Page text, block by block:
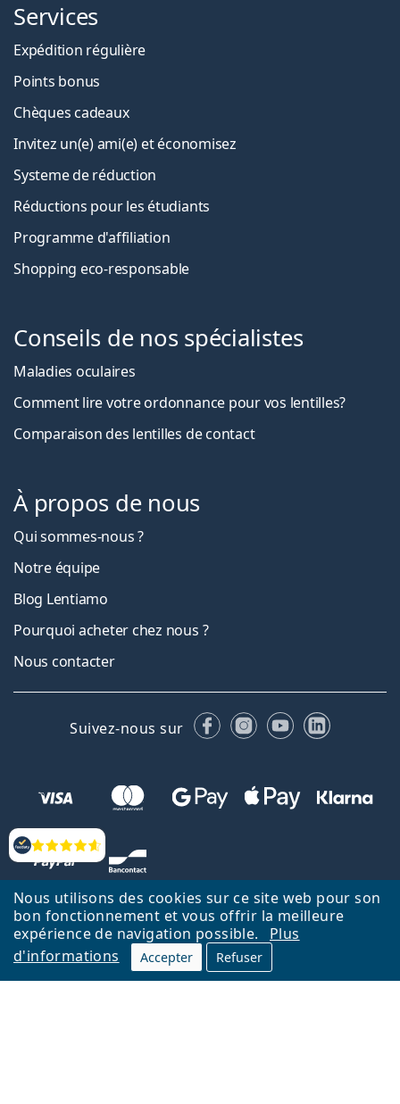
Nous utilisons des cookies sur ce site web pour son
bon fonctionnement et vous offrir la meilleure
expérience de navigation possible.
Plus
d'informations
Accepter Refuser
Évaluation
Services
Expédition régulière
Points bonus
Chèques cadeaux
Invitez un(e) ami(e) et économisez
Systeme de réduction
Réductions pour les étudiants
Programme d'affiliation
Shopping eco-responsable
Conseils de nos spécialistes
Maladies oculaires
Comment lire votre ordonnance pour vos lentilles?
Comparaison des lentilles de contact
À propos de nous
Qui sommes-nous ?
Notre équipe
Blog Lentiamo
Pourquoi acheter chez nous ?
Nous contacter
Suivez-nous sur FacebookInstagram
YouTubeLinkedIn
Retour à la page d'accueil Haut
Nederlands